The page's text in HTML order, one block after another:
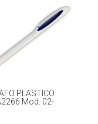
PLASTICO
Mod. 02-